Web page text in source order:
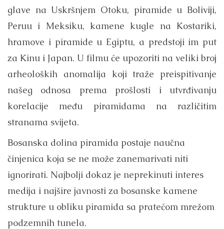
glave na Uskršnjem Otoku, piramide u Boliviji,
Peruu i Meksiku, kamene kugle na Kostariki,
hramove i piramide u Egiptu, a predstoji im put
za Kinu i Japan. U filmu će upozoriti na veliki broj
arheoloških anomalija koji traže preispitivanje
našeg odnosa prema prošlosti i utvrđivanju
korelacije među piramidama na različitim
stranama svijeta.
Bosanska dolina piramida postaje naučna
činjenica koja se ne može zanemarivati niti
ignorirati. Najbolji dokaz je neprekinuti interes
medija i najšire javnosti za bosanske kamene
strukture u obliku piramida sa pratećom mrežom
podzemnih tunela.